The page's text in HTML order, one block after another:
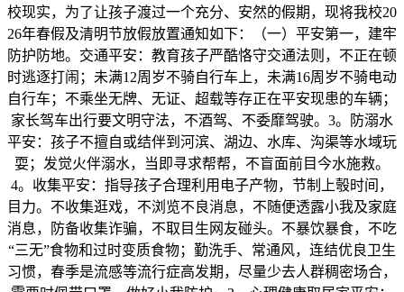
校现实，为了让孩子渡过一个充分、安然的假期，现将我校20
26年春假及清明节放假放置通知如下：（一）平安第一，建牢
防护防地。交通平安：教育孩子严酷恪守交通法则，不正在顿
时逃逐打闹；未满12周岁不骑自行车上，未满16周岁不骑电动
自行车；不乘坐无牌、无证、超载等存正在平安现患的车辆；
家长驾车出行要文明守法，不酒驾、不委靡驾驶。3。防溺水
平安：孩子不擅自或结伴到河滨、湖边、水库、沟渠等水域玩
耍；发觉火伴溺水，当即寻求帮帮，不盲面前目今水施救。
4。收集平安：指导孩子合理利用电子产物，节制上彀时间，
目力。不收集逛戏，不浏览不良消息，不随便透露小我及家庭
消息，防备收集诈骗，不取目生网友碰头。不暴饮暴食，不吃
“三无”食物和过时变质食物；勤洗手、常通风，连结优良卫生
习惯，春季是流感等流行症高发期，尽量少去人群稠密场合，